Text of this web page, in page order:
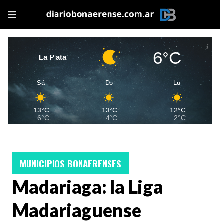
La Plata 6°C
Sá
13°C
6°C
Do
13°C
4°C
Lu
12°C
2°C
Madariaga: la Liga
Madariaguense
MUNICIPIOS BONAERENSES